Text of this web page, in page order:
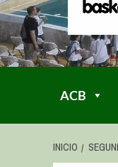
ACB
INICIO